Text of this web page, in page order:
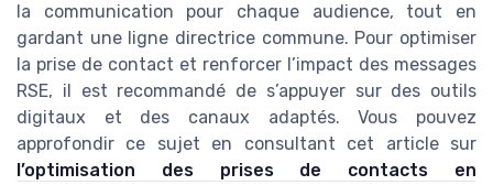
la communication pour chaque audience, tout en
gardant une ligne directrice commune. Pour optimiser
la prise de contact et renforcer l’impact des messages
RSE, il est recommandé de s’appuyer sur des outils
digitaux et des canaux adaptés. Vous pouvez
approfondir ce sujet en consultant cet article sur
l’optimisation des prises de contacts en